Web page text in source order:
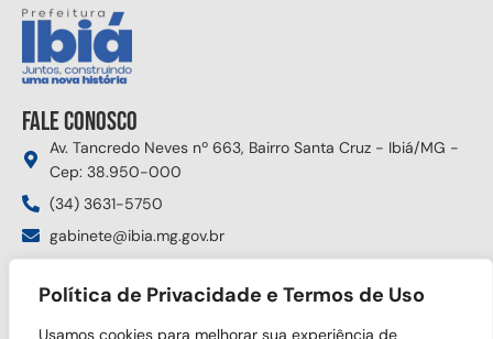
Política de Privacidade e Termos de Uso
Usamos cookies para melhorar sua experiência de
Fale conosco
Av. Tancredo Neves nº 663, Bairro Santa Cruz - Ibiá/MG -
Cep: 38.950-000
(34) 3631-5750
gabinete@ibia.mg.gov.br